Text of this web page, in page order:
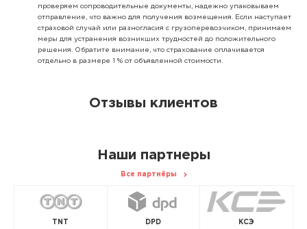
проверяем сопроводительные документы, надежно упаковываем
отправление, что важно для получения возмещения. Если наступает
страховой случай или разногласия с грузоперевозчиком, принимаем
меры для устранения возникших трудностей до положительного
решения. Обратите внимание, что страхование оплачивается
отдельно в размере 1 % от объявленной стоимости.
Отзывы клиентов
Наши партнеры
Все партнёры
TNT DPD КСЭ